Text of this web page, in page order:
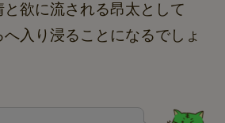
欲に流される昂太として
入り浸ることになるでしょ